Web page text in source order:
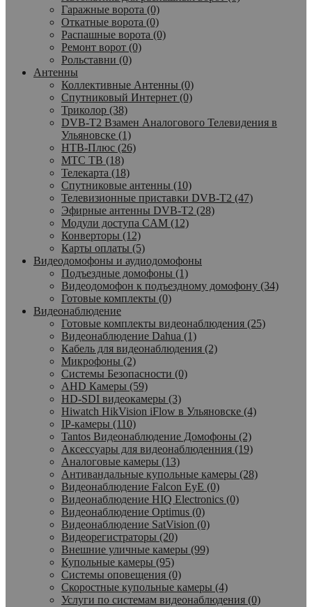
Гаражные ворота (0)
Откатные ворота (0)
Распашные ворота (0)
Ремонт ворот (0)
Рольставни (0)
Антенны
Коллективные Антенны (0)
Спутниковый Интернет (0)
Триколор (38)
DVB-T2 Взамен Аналогового Телевидения в
Ульяновске (1)
НТВ-Плюс (26)
МТС ТВ (18)
Телекарта (18)
Спутниковые антенны (10)
Телевизионные приставки DVB-T2 (47)
Эфирные антенны DVB-T2 (28)
Модули доступа CAM (12)
Конверторы (12)
Карты оплаты (5)
Видеодомофоны и аудиодомофоны
Подъездные домофоны (1)
Видеодомофон к подъездному домофону (34)
Готовые комплекты (0)
Видеонаблюдение
Готовые комплекты видеонаблюдения (25)
Видеонаблюдение Dahua (1)
Кабель для видеонаблюдения (2)
Микрофоны (2)
Системы Безопасности (0)
AHD Камеры (59)
HD-SDI видеокамеры (3)
Hiwatch HikVision iFlow в Ульяновске (4)
IP-камеры (110)
Tantos Видеонаблюдение Домофоны (2)
Аксессуары для видеонаблюденния (19)
Аналоговые камеры (13)
Антивандальные купольные камеры (28)
Видеонаблюдение Falcon EyE (0)
Видеонаблюдение HIQ Electronics (0)
Видеонаблюдение Optimus (0)
Видеонаблюдение SatVision (0)
Видеорегистраторы (20)
Внешние уличные камеры (99)
Купольные камеры (95)
Системы оповещения (0)
Скоростные купольные камеры (4)
Услуги по системам видеонаблюдения (0)